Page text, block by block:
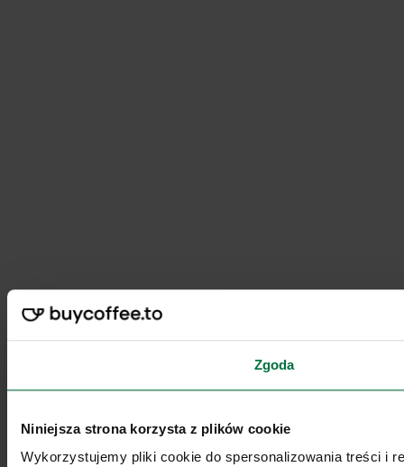
Zgoda
Niniejsza strona korzysta z plików cookie
Wykorzystujemy pliki cookie do spersonalizowania treści i